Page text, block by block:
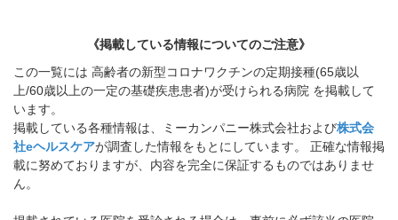
《掲載している情報についてのご注意》
この一覧には 高齢者の新型コロナワクチンの定期接種(65歳以
上/60歳以上の一定の基礎疾患患者)が受けられる病院 を掲載して
います。
掲載している各種情報は、ミーカンパニー株式会社および株式会
社eヘルスケアが調査した情報をもとにしています。 正確な情報掲
載に努めておりますが、内容を完全に保証するものではありませ
ん。